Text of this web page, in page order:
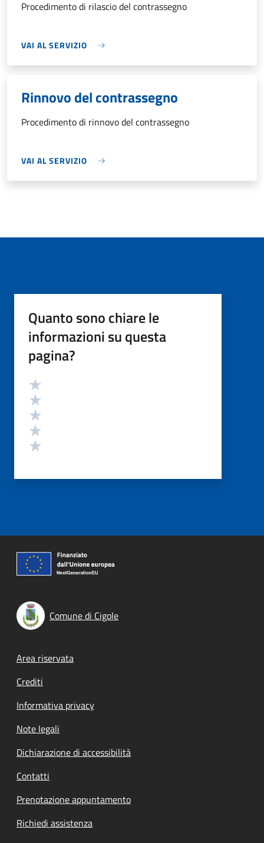
Procedimento di rilascio del contrassegno
VAI AL SERVIZIO
Rinnovo del contrassegno
Procedimento di rinnovo del contrassegno
VAI AL SERVIZIO
Quanto sono chiare le
informazioni su questa
pagina?
Valutazione
Comune di Cigole
Footer menu
Area riservata
Crediti
Informativa privacy
Note legali
Dichiarazione di accessibilità
Contatti
Prenotazione appuntamento
Richiedi assistenza